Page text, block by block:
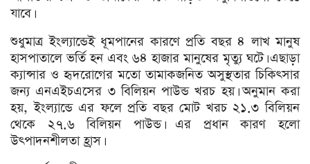
যাবে।
শুধুমাত্র ইংল্যান্ডেই ধূমপানের কারণে প্রতি বছর ৪ লাখ মানুষ
হাসপাতালে ভর্তি হন এবং ৬৪ হাজার মানুষের মৃত্যু ঘটে। এছাড়া
ক্যান্সার ও হৃদরোগের মতো তামাকজনিত অসুস্থতার চিকিৎসার
জন্য এনএইচএসের ৩ বিলিয়ন পাউন্ড খরচ হয়। অনুমান করা
হয়, ইংল্যান্ডে এর ফলে প্রতি বছর মোট খরচ ২১.৩ বিলিয়ন
থেকে ২৭.৬ বিলিয়ন পাউন্ড। এর প্রধান কারণ হলো
উৎপাদনশীলতা হ্রাস।